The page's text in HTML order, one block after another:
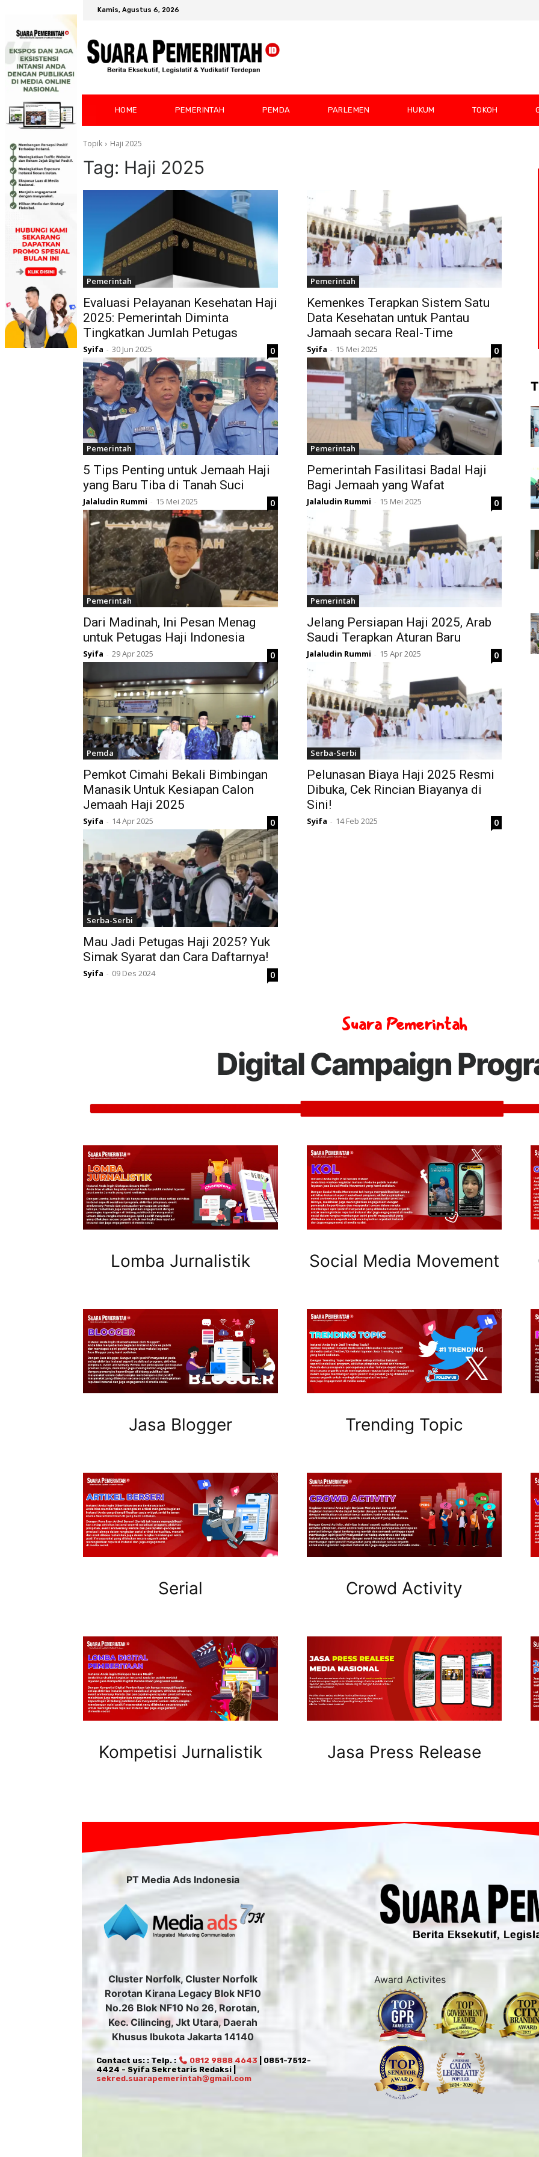
Kamis, Agustus 6, 2026
HOME PEMERINTAH PEMDA PARLEMEN HUKUM TOKOH
Topik Haji 2025
Tag: Haji 2025
Pemerintah
Evaluasi Pelayanan Kesehatan Haji
2025: Pemerintah Diminta
Tingkatkan Jumlah Petugas
Syifa - 30 Jun 2025 0
Pemerintah
Kemenkes Terapkan Sistem Satu
Data Kesehatan untuk Pantau
Jamaah secara Real-Time
Syifa - 15 Mei 2025 0
Pemerintah
5 Tips Penting untuk Jemaah Haji
yang Baru Tiba di Tanah Suci
Jalaludin Rummi - 15 Mei 2025 0
Pemerintah
Pemerintah Fasilitasi Badal Haji
Bagi Jemaah yang Wafat
Jalaludin Rummi - 15 Mei 2025 0
Pemerintah
Dari Madinah, Ini Pesan Menag
untuk Petugas Haji Indonesia
Syifa - 29 Apr 2025 0
Pemerintah
Jelang Persiapan Haji 2025, Arab
Saudi Terapkan Aturan Baru
Jalaludin Rummi - 15 Apr 2025 0
Pemda
Pemkot Cimahi Bekali Bimbingan
Manasik Untuk Kesiapan Calon
Jemaah Haji 2025
Syifa - 14 Apr 2025 0
Serba-Serbi
Pelunasan Biaya Haji 2025 Resmi
Dibuka, Cek Rincian Biayanya di
Sini!
Syifa - 14 Feb 2025 0
Serba-Serbi
Mau Jadi Petugas Haji 2025? Yuk
Simak Syarat dan Cara Daftarnya!
Syifa - 09 Des 2024 0
Suara Pemerintah
Digital Campaign
Lomba Jurnalistik
Jasa Blogger
Serial
Kompetisi Jurnalistik
Social Media Movement
Trending Topic
Crowd Activity
Jasa Press Release
PT Media Ads Indonesia
Cluster Norfolk, Cluster Norfolk
Rorotan Kirana Legacy Blok NF10
No.26 Blok NF10 No 26, Rorotan,
Kec. Cilincing, Jkt Utara, Daerah
Khusus Ibukota Jakarta 14140
Contact us: : Telp. : 0812 9888 4643 | 0851-7512-
4424 - Syifa Sekretaris Redaksi |
sekred.suarapemerintah@gmail.com
Award Activites